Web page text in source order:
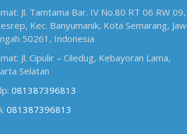
Jl. Tamtama Bar. IV No.80 RT 06 RW 09,
Kec. Banyumanik, Kota Semarang,
50261, Indonesia
Jl. Cipulir – Ciledug, Kebayoran Lama,
Selatan
081387396813
081387396813